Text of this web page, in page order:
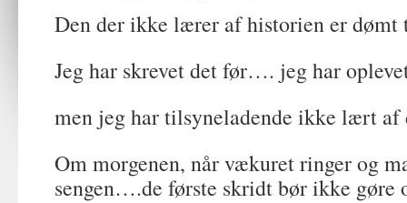
Den der ikke lærer af historien er dømt
Jeg har skrevet det før…. jeg har
men jeg har tilsyneladende ikke lært af
Om morgenen, når vækuret ringer og
sengen….de første skridt bør ikke gøre